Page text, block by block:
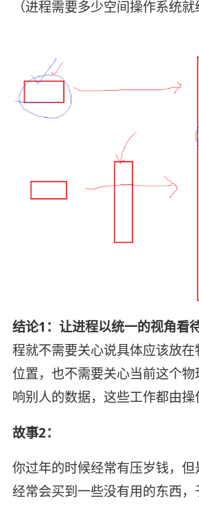
（进程需要多少空间操作系统就
结论1：让进程以统一的视角看
程就不需要关心说具体应该放
位置，也不需要关心当前这个
响别人的数据，这些工作都由操
故事2：
你过年的时候经常有压岁钱，
经常会买到一些没有用的东西